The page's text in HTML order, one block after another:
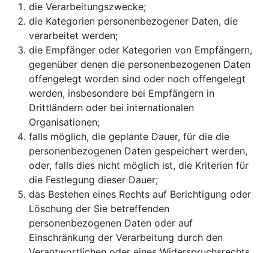
die Verarbeitungszwecke;
die Kategorien personenbezogener Daten, die
verarbeitet werden;
die Empfänger oder Kategorien von Empfängern,
gegenüber denen die personenbezogenen Daten
offengelegt worden sind oder noch offengelegt
werden, insbesondere bei Empfängern in
Drittländern oder bei internationalen
Organisationen;
falls möglich, die geplante Dauer, für die die
personenbezogenen Daten gespeichert werden,
oder, falls dies nicht möglich ist, die Kriterien für
die Festlegung dieser Dauer;
das Bestehen eines Rechts auf Berichtigung oder
Löschung der Sie betreffenden
personenbezogenen Daten oder auf
Einschränkung der Verarbeitung durch den